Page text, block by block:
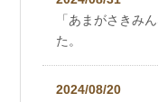
「あまがさきみ
た。
2024/08/20